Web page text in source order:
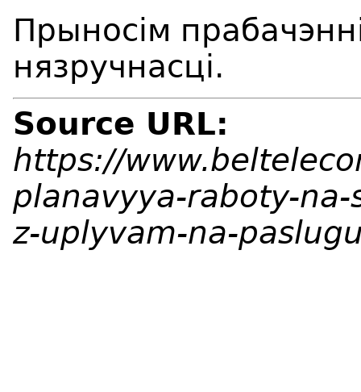
Прыносім
нязручнасці.
Source URL:
https://
planavyya-raboty-
z-uplyvam-na-